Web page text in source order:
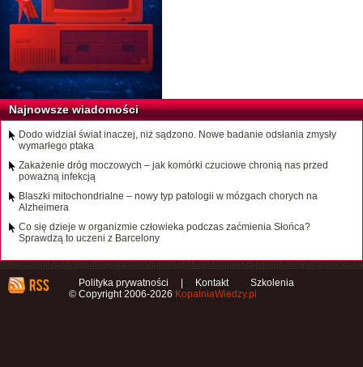
Najnowsze wiadomości
Dodo widział świat inaczej, niż sądzono. Nowe badanie odsłania zmysły
wymarłego ptaka
Zakażenie dróg moczowych – jak komórki czuciowe chronią nas przed
poważną infekcją
Blaszki mitochondrialne – nowy typ patologii w mózgach chorych na
Alzheimera
Co się dzieje w organizmie człowieka podczas zaćmienia Słońca?
Sprawdzą to uczeni z Barcelony
Polityka prywatności Kontakt
Szkolenia
© Copyright 2006-2026 KopalniaWiedzy.pl